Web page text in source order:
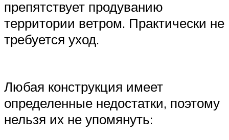
препятствует продуванию
территории ветром. Практически не
требуется уход.
Любая конструкция имеет
определенные недостатки, поэтому
нельзя их не упомянуть: